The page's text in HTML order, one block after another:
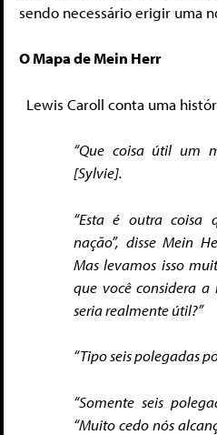
sendo necessário erigir uma
O Mapa de Mein Herr
Lewis Caroll conta uma
“Que coisa útil um
[Sylvie].
“Esta é outra coisa
nação”, disse Mein
Mas levamos isso
que você considera
seria realmente útil?”
“Tipo seis polegadas
“Somente seis
“Muito cedo nós